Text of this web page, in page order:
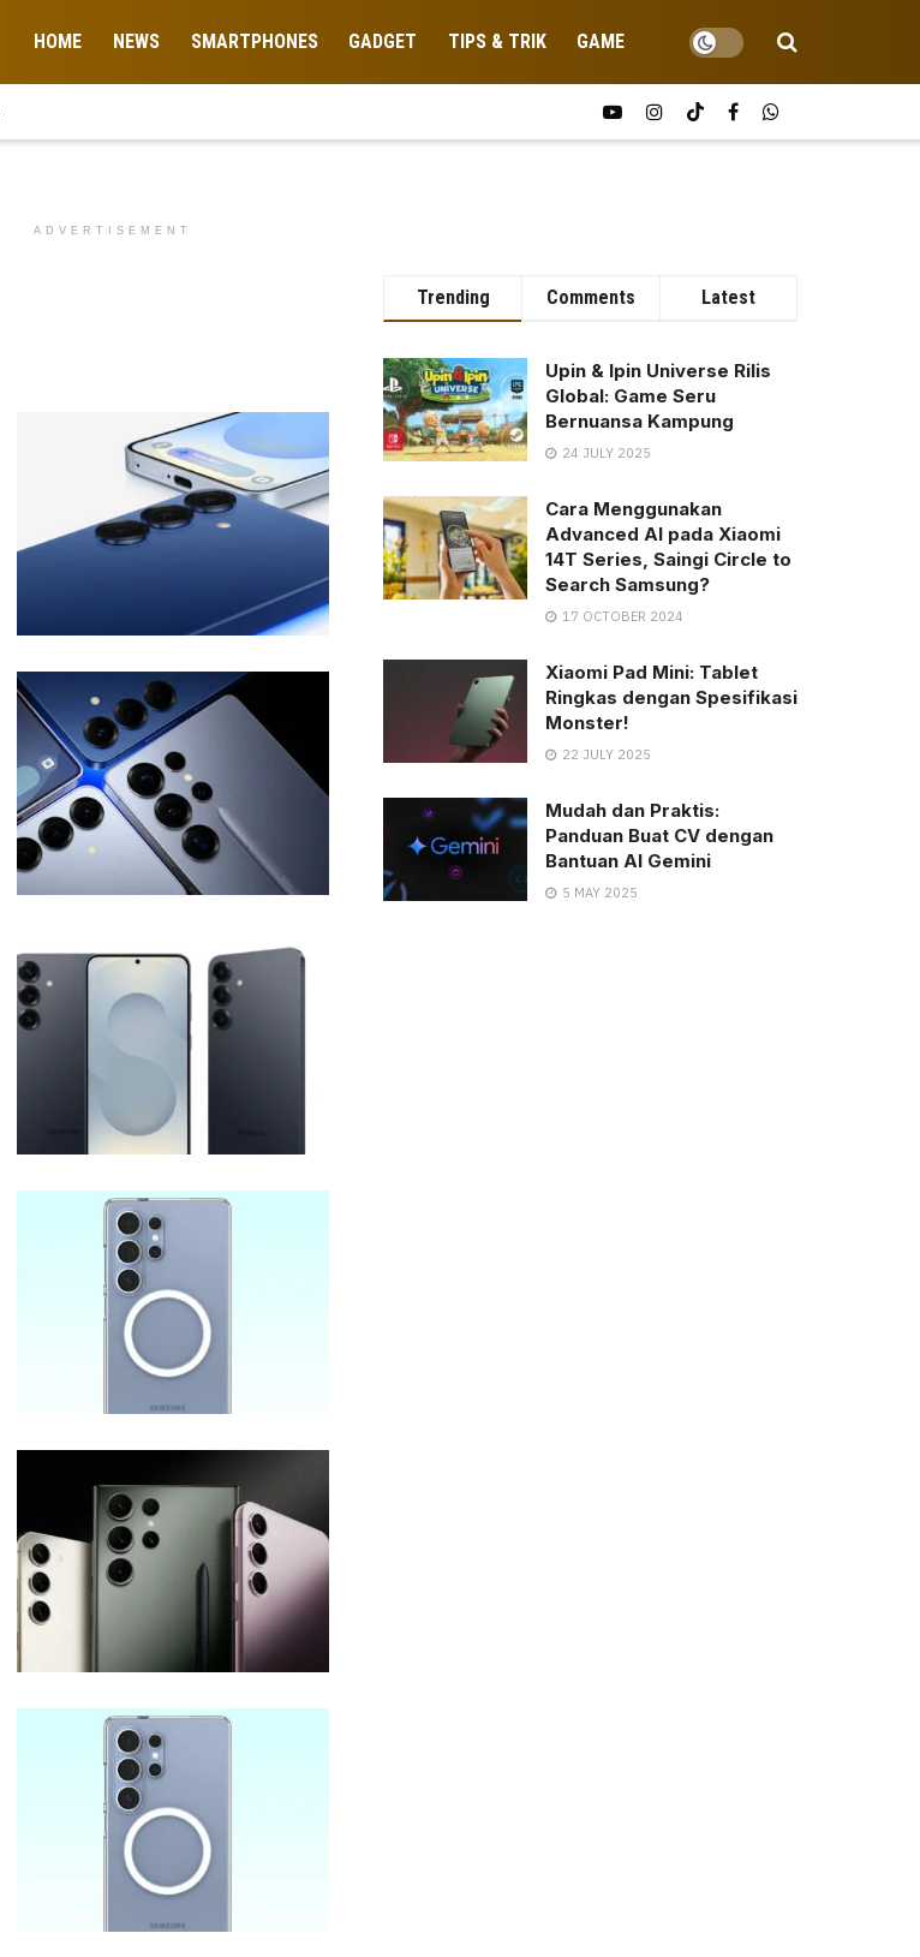
HOME NEWS SMARTPHONES GADGET TIPS & TRIK GAME
ADVERTISEMENT
Trending Comments Latest
Upin & Ipin Universe Rilis
Global: Game Seru
Bernuansa Kampung
24 JULY 2025
Cara Menggunakan
Advanced AI pada Xiaomi
14T Series, Saingi Circle to
Search Samsung?
17 OCTOBER 2024
Xiaomi Pad Mini: Tablet
Ringkas dengan Spesifikasi
Monster!
22 JULY 2025
Mudah dan Praktis:
Panduan Buat CV dengan
Bantuan AI Gemini
5 MAY 2025